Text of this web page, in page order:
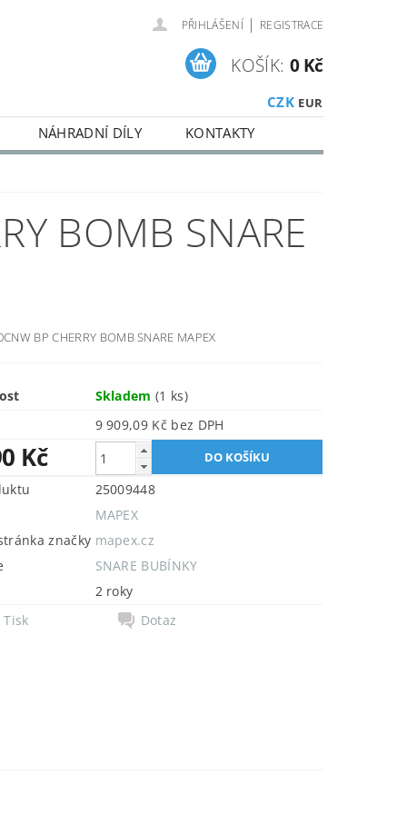
PŘIHLÁŠENÍ | REGISTRACE
CZK EUR
KOŠÍK: 0 Kč
NÁHRADNÍ DÍLY KONTAKTY
BOMB SNARE
BP CHERRY BOMB SNARE MAPEX
Skladem(1 ks)
9 909,09 Kč bez DPH
Kč
25009448
MAPEX
značky mapex.cz
SNARE BUBÍNKY
2 roky
Tisk
Dotaz